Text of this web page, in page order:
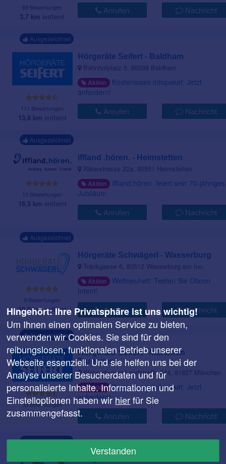
69 Bewertungen
3,7 km entfernt
Anrufen Nachricht
Ausgezeichnet
111 Bewertungen
13,8 km entfernt
Hörgeräte Seifert - Baldham
Bahnhofplatz 5, 85598 Baldham
Aktion Kostenloses Infopaket: Jetzt
anfordern!
Anrufen Nachricht
Ausgezeichnet
15 Bewertungen
18,5 km entfernt
iffland .hören. - Heimstetten
Räterstrasse 22a, 85551 Heimstetten
Aktion iffland.hören. feiert sein 70-jähriges
Jubiläum
Anrufen Nachricht
Ausgezeichnet
9 Bewertungen
19,8 kmentfernt
Hörgeräte Schwägerl - Wasserburg
Tränkgasse 6, 83512 Wasserburg am Inn
Aktion Weltneuheit: Testen Sie Oticon
Intent!
Anrufen Nachricht
Ausgezeichnet
38 Bewertungen
19,9 kmentfernt
Hörgeräte Seifert - München
Trudering
Wasserburger Landstraße 244, 81827 München
Aktion Kostenloses Infopaket: Jetzt
anfordern!
Anrufen Nachricht
Ausgezeichnet
Hingehört: Ihre Privatsphäre ist uns wichtig!
Um Ihnen einen optimalen Service zu bieten,
verwenden wir Cookies. Sie sind für den
reibungslosen, funktionalen Betrieb unserer
Webseite essenziell. Und sie helfen uns bei der
Analyse unserer Besucherdaten und für
personalisierte Inhalte. Informationen und
Einstelloptionen haben wir hierfür Sie
zusammengefasst.
Verstanden